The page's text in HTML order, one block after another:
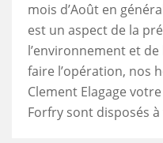
mois d’Août en
est un aspect de la
l’environnement et
faire l’opération, nos
Clement Elagage
Forfry sont disposés